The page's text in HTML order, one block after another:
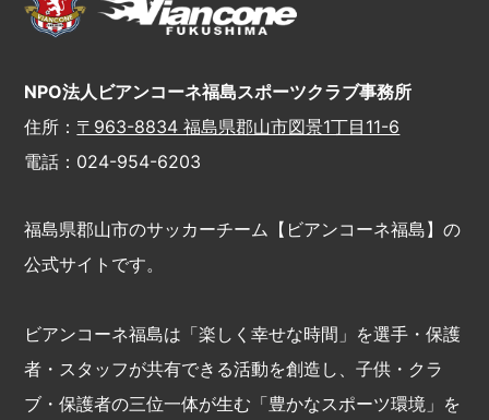
NPO法人ビアンコーネ福島スポーツクラブ事務所
住所： 〒963-8834 福島県郡山市図景1丁目11-6
電話：024-954-6203
福島県郡山市のサッカーチーム【ビアンコーネ福島】の
公式サイトです。
ビアンコーネ福島は「楽しく幸せな時間」を選手・保護
者・スタッフが共有できる活動を創造し、子供・クラ
ブ・保護者の三位一体が生む「豊かなスポーツ環境」を